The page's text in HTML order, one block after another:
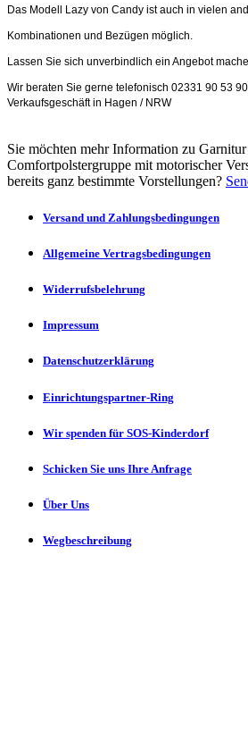
Das Modell Lazy von Candy ist auch in vielen
Kombinationen und Bezügen möglich.
Lassen Sie sich unverbindlich ein Angebot
Wir beraten Sie gerne telefonisch 02331 90 53
Verkaufsgeschäft in Hagen / NRW
Sie möchten mehr Information zu
Comfortpolstergruppe mit motorischer
bereits ganz bestimmte Vorstellungen?
Versand und Zahlungsbedingungen
Allgemeine Vertragsbedingungen
Widerrufsbelehrung
Impressum
Datenschutzerklärung
Einrichtungspartner-Ring
Wir spenden für SOS-Kinderdorf
Schicken Sie uns Ihre Anfrage
Über Uns
Wegbeschreibung